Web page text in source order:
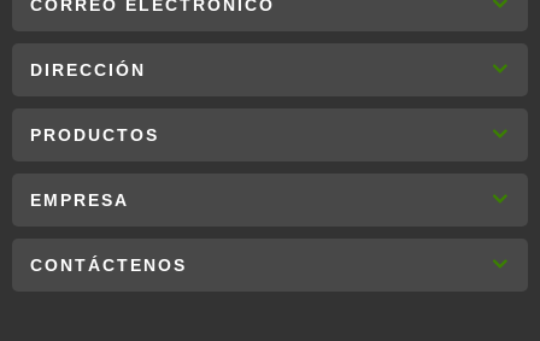
CORREO ELECTRÓNICO
DIRECCIÓN
PRODUCTOS
EMPRESA
CONTÁCTENOS